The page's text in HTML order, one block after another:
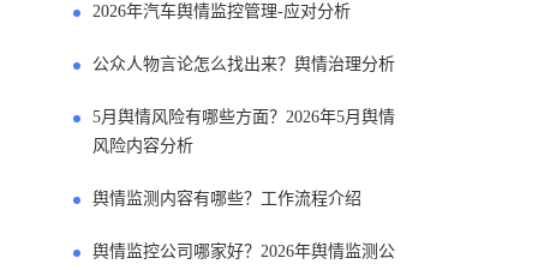
2026年汽车舆情监控管理-应对分析
公众人物言论怎么找出来？舆情治理分析
5月舆情风险有哪些方面？2026年5月舆情
风险内容分析
舆情监测内容有哪些？工作流程介绍
舆情监控公司哪家好？2026年舆情监测公